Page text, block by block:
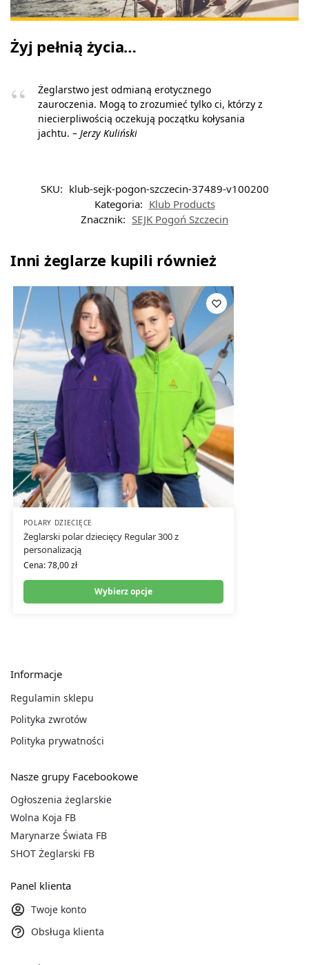
Żyj pełnią życia…
Żeglarstwo jest odmianą erotycznego
zauroczenia. Mogą to zrozumieć tylko ci, którzy z
niecierpliwością oczekują początku kołysania
jachtu. – Jerzy Kuliński
SKU: klub-sejk-pogon-szczecin-37489-v100200
Kategoria: Klub Products
Znacznik: SEJK Pogoń Szczecin
Inni żeglarze kupili również
POLARY DZIECIĘCE
Żeglarski polar dziecięcy Regular 300 z
personalizacją
Cena:78,00zł
Wybierz opcje
Informacje
Regulamin sklepu
Polityka zwrotów
Polityka prywatności
Nasze grupy Facebookowe
Ogłoszenia żeglarskie
Wolna Koja FB
Marynarze Świata FB
SHOT Żeglarski FB
Panel klienta
Twoje konto
Obsługa klienta